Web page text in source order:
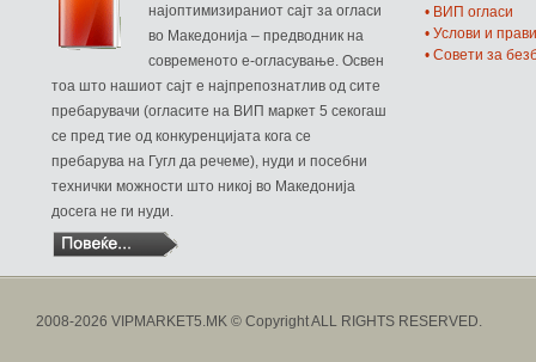
најоптимизираниот сајт за огласи
во Македонија – предводник на
современото е-огласување. Освен
тоа што нашиот сајт е најпрепознатлив од сите
пребарувачи (огласите на ВИП маркет 5 секогаш
се пред тие од конкуренцијата кога се
пребарува на Гугл да речеме), нуди и посебни
технички можности што никој во Македонија
досега не ги нуди.
• ВИП огласи
• Услови и
• Совети за
2008-2026 VIPMARKET5.MK © Copyright ALL RIGHTS RESERVED.